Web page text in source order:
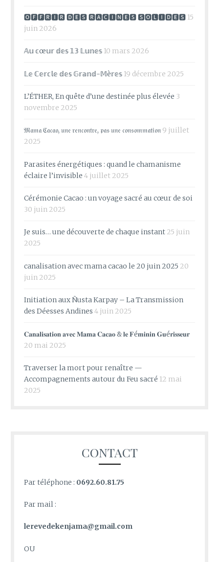
🅾🅵🅵🆁🅸🆁 🅳🅴🆂 🆁🅰🅲🅸🅽🅴🆂 🆂🅾🅻🅸🅳🅴🆂 15
juin 2026
𝔸𝕦 𝕔œ𝕦𝕣 𝕕𝕖𝕤 𝟙𝟛 𝕃𝕦𝕟𝕖𝕤 10 mars 2026
𝕃𝕖 ℂ𝕖𝕣𝕔𝕝𝕖 𝕕𝕖𝕤 𝔾𝕣𝕒𝕟𝕕-𝕄è𝕣𝕖𝕤 19 décembre 2025
L’ÉTHER, En quête d’une destinée plus élevée 3
novembre 2025
𝔐𝔞𝔪𝔞 ℭ𝔞𝔠𝔞𝔬, 𝔲𝔫𝔢 𝔯𝔢𝔫𝔠𝔬𝔫𝔱𝔯𝔢, 𝔭𝔞𝔰 𝔲𝔫𝔢 𝔠𝔬𝔫𝔰𝔬𝔪𝔪𝔞𝔱𝔦𝔬𝔫 9 juillet
2025
Parasites énergétiques : quand le chamanisme
éclaire l’invisible 4 juillet 2025
Cérémonie Cacao : un voyage sacré au cœur de soi
30 juin 2025
Je suis… une découverte de chaque instant 25 juin
2025
canalisation avec mama cacao le 20 juin 2025 20
juin 2025
Initiation aux Ñusta Karpay – La Transmission
des Déesses Andines 4 juin 2025
𝐂𝐚𝐧𝐚𝐥𝐢𝐬𝐚𝐭𝐢𝐨𝐧 𝐚𝐯𝐞𝐜 𝐌𝐚𝐦𝐚 𝐂𝐚𝐜𝐚𝐨 & 𝐥𝐞 𝐅é𝐦𝐢𝐧𝐢𝐧 𝐆𝐮é𝐫𝐢𝐬𝐬𝐞𝐮𝐫
20 mai 2025
Traverser la mort pour renaître —
Accompagnements autour du Feu sacré 12 mai
2025
CONTACT
Par téléphone : 0692.60.81.75
Par mail :
lerevedekenjama@gmail.com
OU